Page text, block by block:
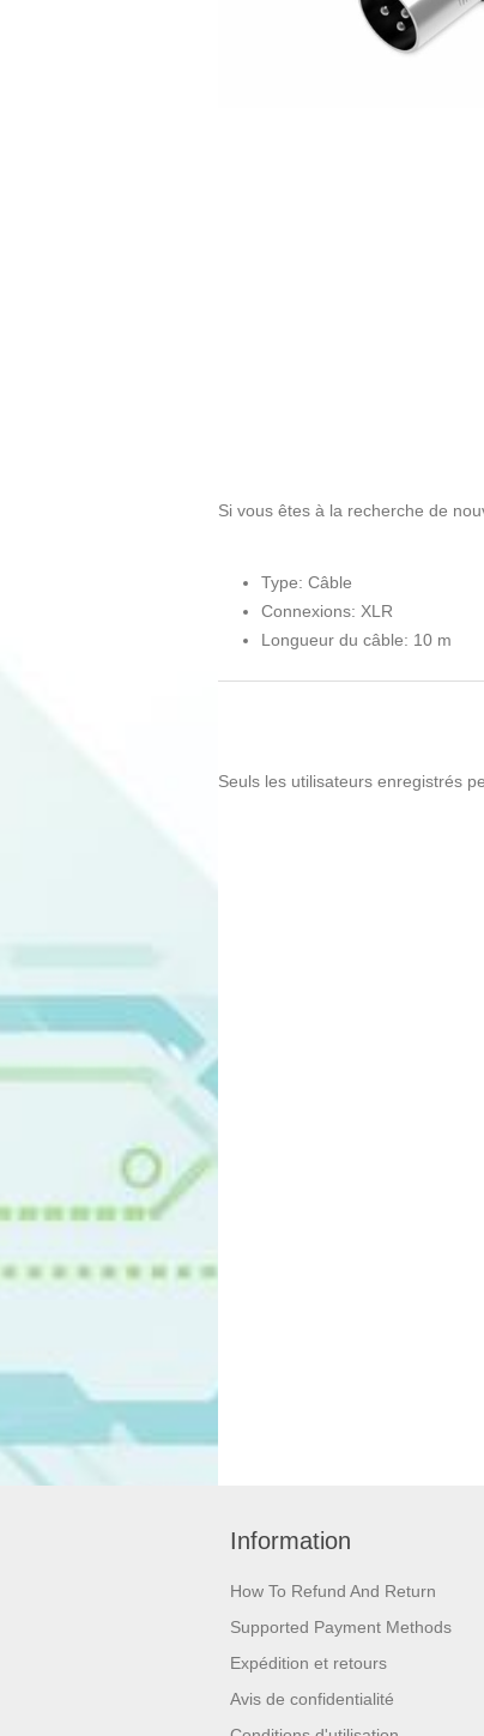
Si vous êtes à la recherche de
Type: Câble
Connexions: XLR
Longueur du câble: 10 m
Seuls les utilisateurs enregistrés
Information
How To Refund And Return
Supported Payment Methods
Expédition et retours
Avis de confidentialité